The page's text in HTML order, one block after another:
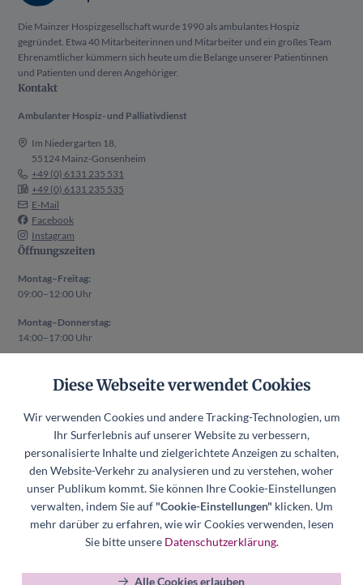
Die Mainzer Hospizgesellschaft wurde 1990 als ambulantes Hospiz
gegründet. Etwa 40 Mitarbeiterinnen und Mitarbeiter und ein großes Team
Ehrenamtlicher kümmern sich heute um die Belange unserer Patientinnen
und Patienten und deren Angehöriger.
Kontakt
Ambulanter Hospiz- und Palliativdienst
Im Niedergarten 18,
55124 Mainz-Gonsenheim
+49 (0) 6131 235 531
+49 (0) 6131 235 535
E-Mail
Facebook
Instagram
Öffnungszeiten
Montag–Freitag:
09:00–12:00 Uhr
Montag–Donnerstag:
14:00–17:00 Uhr
vorheriger Absprache möglich.
Datenschutzerklärung
Datenschutzerklärung Mitgliederverwaltung
Hinweisgeberkanal
Datenschutzerklärung Hinweisgeberkanal
Diese Webseite verwendet Cookies
Wir verwenden Cookies und andere Tracking-Technologien, um
Ihr Surferlebnis auf unserer Website zu verbessern,
personalisierte Inhalte und zielgerichtete Anzeigen zu schalten,
den Website-Verkehr zu analysieren und zu verstehen, woher
unser Publikum kommt. Sie können Ihre Cookie-Einstellungen
verwalten, indem Sie auf "Cookie-Einstellungen" klicken. Um
mehr darüber zu erfahren, wie wir Cookies verwenden, lesen
Sie bitte unsere Datenschutzerklärung.
Alle Cookies erlauben